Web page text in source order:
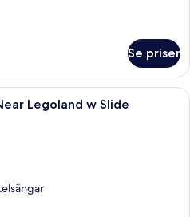
Se priser
Ett kompakt vardagsrum med en vit
Legoland w Slide